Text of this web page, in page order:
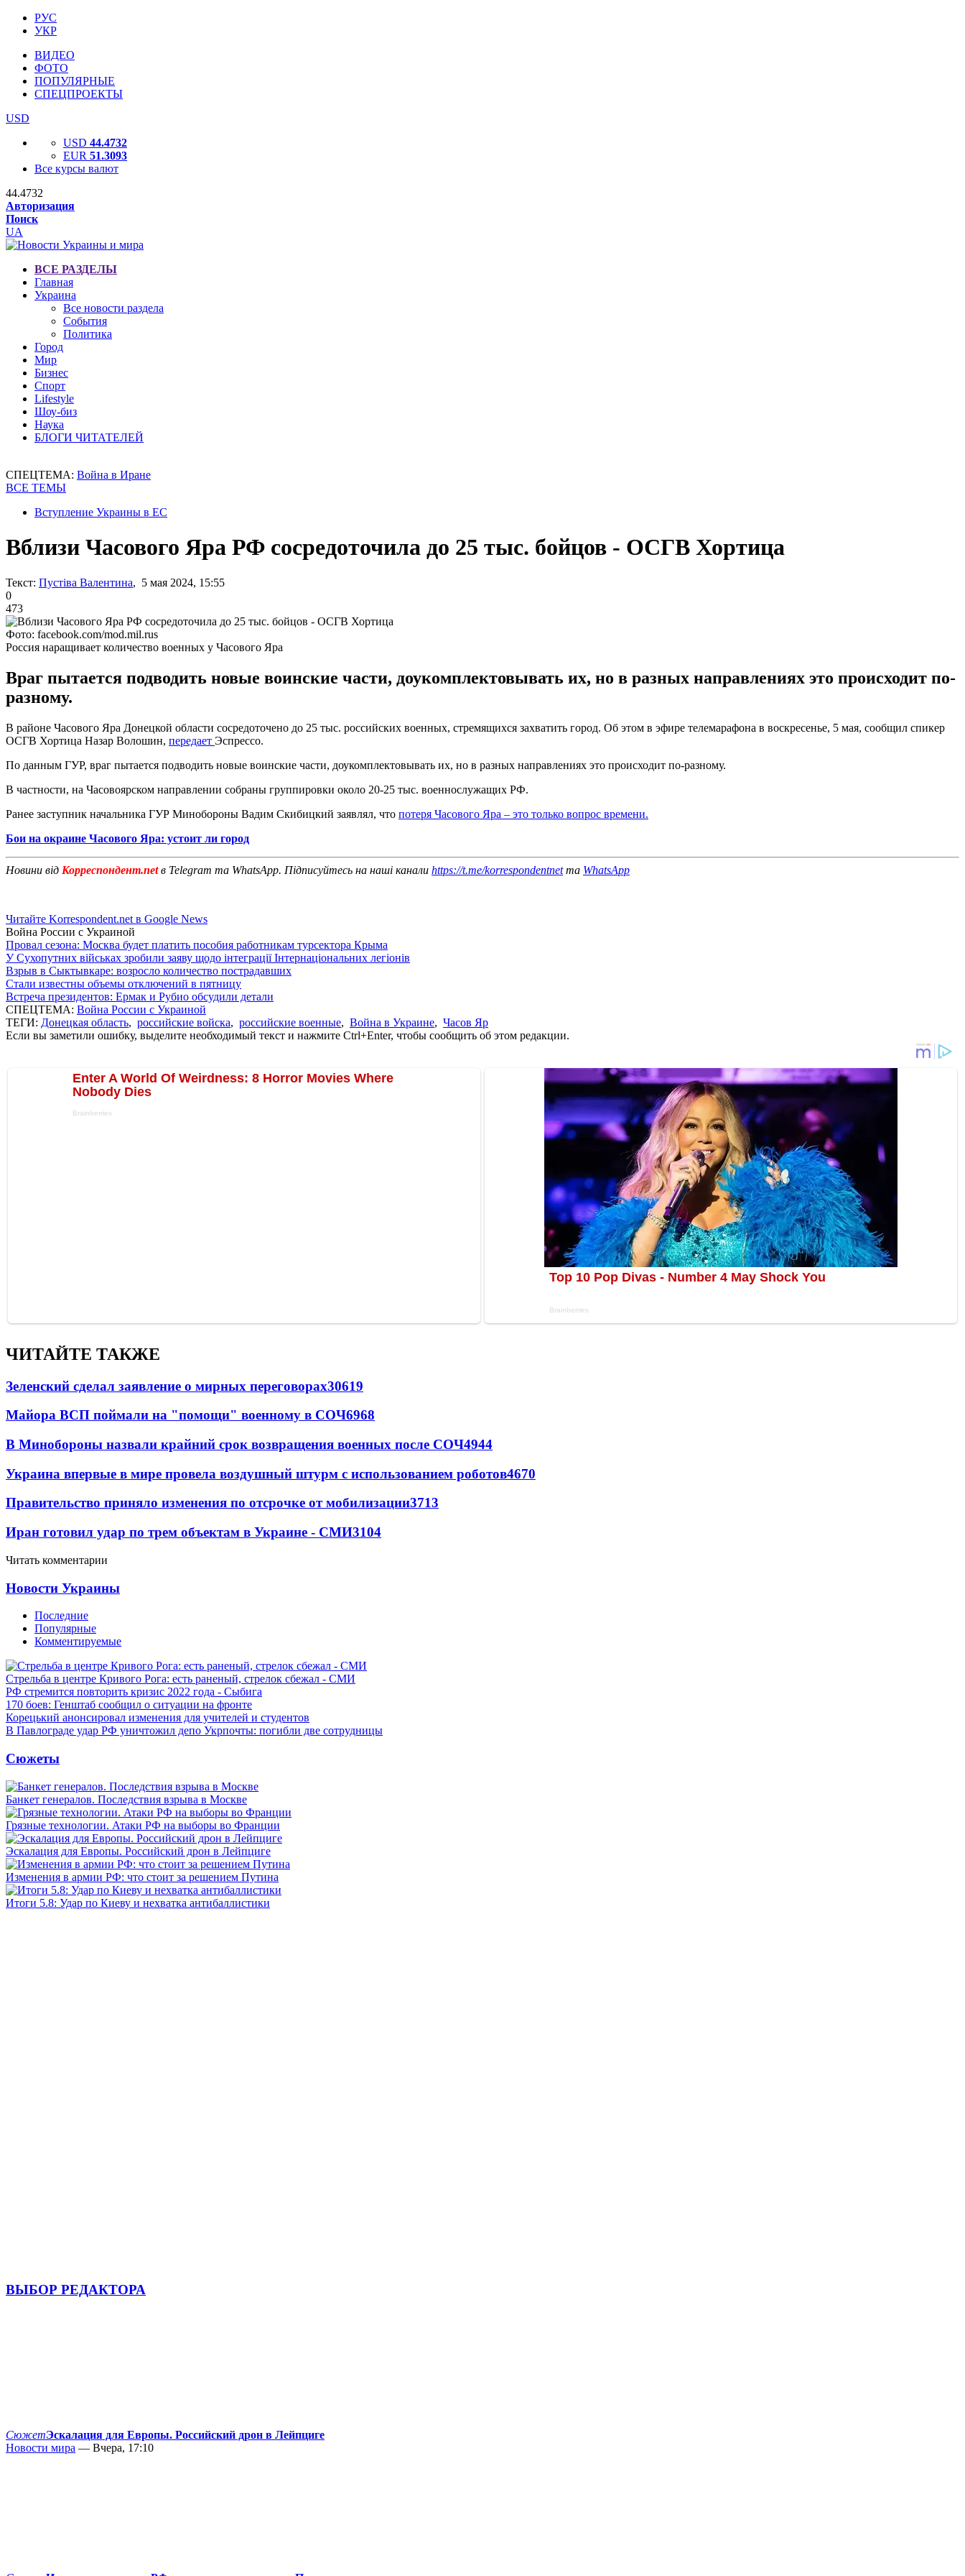
РУС
УКР
ВИДЕО
ФОТО
ПОПУЛЯРНЫЕ
СПЕЦПРОЕКТЫ
USD
USD 44.4732
EUR 51.3093
Все курсы валют
44.4732
Авторизация
Поиск
UA
ВСЕ РАЗДЕЛЫ
Главная
Украина
Все новости раздела
События
Политика
Город
Мир
Бизнес
Спорт
Lifestyle
Шоу-биз
Наука
БЛОГИ ЧИТАТЕЛЕЙ
СПЕЦТЕМА: Война в Иране
ВСЕ ТЕМЫ
Вступление Украины в ЕС
Вблизи Часового Яра РФ сосредоточила до 25 тыс. бойцов - ОСГВ Хортица
Текст: Пустіва Валентина, 5 мая 2024, 15:55
0
473
Фото: facebook.com/mod.mil.rus
Россия наращивает количество военных у Часового Яра
Враг пытается подводить новые воинские части, доукомплектовывать их, но в разных направлениях это происходит по-
разному.
В районе Часового Яра Донецкой области сосредоточено до 25 тыс. российских военных, стремящихся захватить город. Об этом в эфире телемарафона в воскресенье, 5 мая, сообщил спикер
ОСГВ Хортица Назар Волошин, передает Эспрессо.
По данным ГУР, враг пытается подводить новые воинские части, доукомплектовывать их, но в разных направлениях это происходит по-разному.
В частности, на Часовоярском направлении собраны группировки около 20-25 тыс. военнослужащих РФ.
Ранее заступник начальника ГУР Минобороны Вадим Скибицкий заявлял, что потеря Часового Яра – это только вопрос времени.
Бои на окраине Часового Яра: устоит ли город
Новини від Корреспондент.netв Telegram та WhatsApp. Підписуйтесь на наші канали https://t.me/korrespondentnetта WhatsApp
Читайте Korrespondent.net в Google News
Война России с Украиной
Провал сезона: Москва будет платить пособия работникам турсектора Крыма
У Сухопутних військах зробили заяву щодо інтеграції Інтернаціональних легіонів
Взрыв в Сыктывкаре: возросло количество пострадавших
Стали известны объемы отключений в пятницу
Встреча президентов: Ермак и Рубио обсудили детали
СПЕЦТЕМА: Война России с Украиной
ТЕГИ: Донецкая область, российские войска, российские военные, Война в Украине, Часов Яр
Если вы заметили ошибку, выделите необходимый текст и нажмите Ctrl+Enter, чтобы сообщить об этом редакции.
ЧИТАЙТЕ ТАКЖЕ
Зеленский сделал заявление о мирных переговорах30619
Майора ВСП поймали на "помощи" военному в СОЧ6968
В Минобороны назвали крайний срок возвращения военных после СОЧ4944
Украина впервые в мире провела воздушный штурм с использованием роботов4670
Правительство приняло изменения по отсрочке от мобилизации3713
Иран готовил удар по трем объектам в Украине - СМИ3104
Читать комментарии
Новости Украины
Последние
Популярные
Комментируемые
Стрельба в центре Кривого Рога: есть раненый, стрелок сбежал - СМИ
РФ стремится повторить кризис 2022 года - Сыбига
170 боев: Генштаб сообщил о ситуации на фронте
Корецький анонсировал изменения для учителей и студентов
В Павлограде удар РФ уничтожил депо Укрпочты: погибли две сотрудницы
Сюжеты
Банкет генералов. Последствия взрыва в Москве
Грязные технологии. Атаки РФ на выборы во Франции
Эскалация для Европы. Российский дрон в Лейпциге
Изменения в армии РФ: что стоит за решением Путина
Итоги 5.8: Удар по Киеву и нехватка антибаллистики
ВЫБОР РЕДАКТОРА
СюжетЭскалация для Европы. Российский дрон в Лейпциге
Новости мира — Вчера, 17:10